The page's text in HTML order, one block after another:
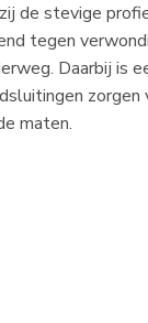
de stevige
tegen
Daarbij is
maten.